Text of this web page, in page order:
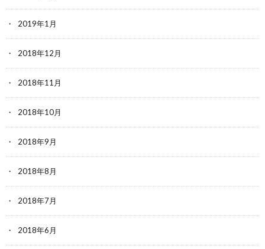
2019年1月
2018年12月
2018年11月
2018年10月
2018年9月
2018年8月
2018年7月
2018年6月